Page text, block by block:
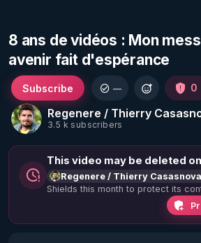
8 ans de vidéos : Mon
avenir fait d'espérance
Regenere / Thierry
3.5 k subscribers
Subscribe — 0
This video may be deleted
Regenere / Thierry
Shields this month to protect its